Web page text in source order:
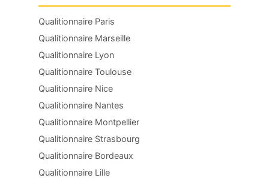
Qualitionnaire Paris
Qualitionnaire Marseille
Qualitionnaire Lyon
Qualitionnaire Toulouse
Qualitionnaire Nice
Qualitionnaire Nantes
Qualitionnaire Montpellier
Qualitionnaire Strasbourg
Qualitionnaire Bordeaux
Qualitionnaire Lille